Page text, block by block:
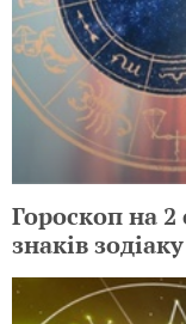
Гороскоп на 2
знаків зодіаку